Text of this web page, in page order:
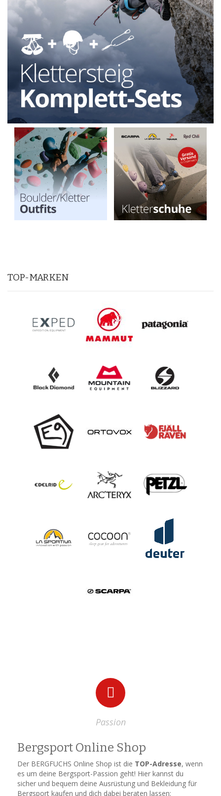
TOP-MARKEN
Passion
Bergsport Online Shop
Der BERGFUCHS Online Shop ist die TOP-Adresse, wenn
es um deine Bergsport-Passion geht! Hier kannst du
sicher und bequem deine Ausrüstung und Bekleidung für
Bergsport kaufen und dich dabei beraten lassen: